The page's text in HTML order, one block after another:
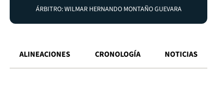
ÁRBITRO: WILMAR HERNANDO MONTAÑO GUEVARA
ALINEACIONES CRONOLOGÍA NOTICIAS